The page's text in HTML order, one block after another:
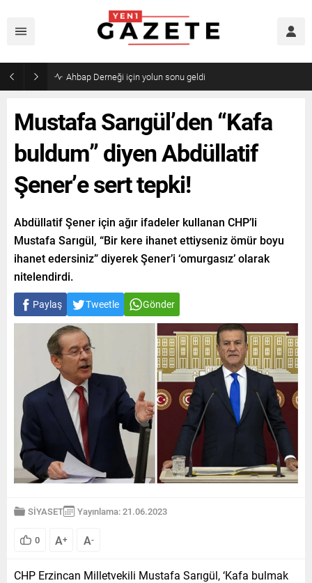
Mourinho’dan Arda Güler’e kötü haber
Mustafa Sarıgül’den “Kafa
buldum” diyen Abdüllatif
Şener’e sert tepki!
Abdüllatif Şener için ağır ifadeler kullanan CHP’li
Mustafa Sarıgül, “Bir kere ihanet ettiyseniz ömür boyu
ihanet edersiniz” diyerek Şener’i ‘omurgasız’ olarak
nitelendirdi.
Paylaş Tweetle Gönder
SİYASET Yayınlama: 21.06.2023
0 A+ A-
CHP Erzincan Milletvekili Mustafa Sarıgül, ‘Kafa bulmak